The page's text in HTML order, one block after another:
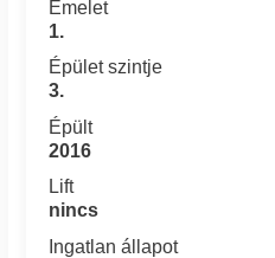
Emelet
1.
Épület szintje
3.
Épült
2016
Lift
nincs
Ingatlan állapot